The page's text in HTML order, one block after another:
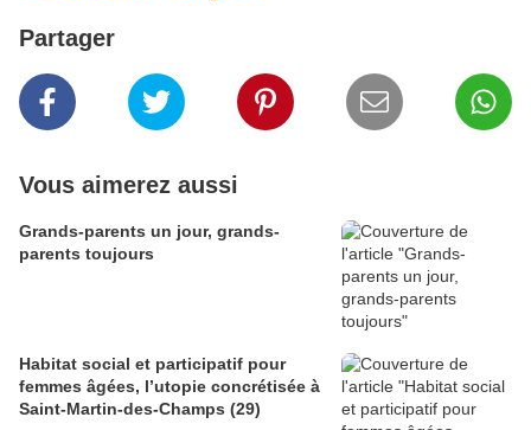
Partager
Vous aimerez aussi
Grands-parents un jour, grands-
parents toujours
Habitat social et participatif pour
femmes âgées, l’utopie concrétisée à
Saint-Martin-des-Champs (29)